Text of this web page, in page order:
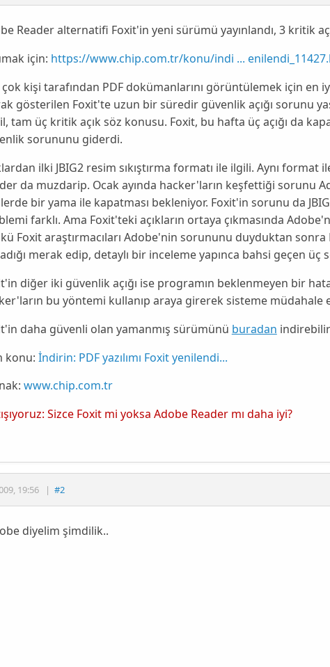
Reader alternatifi Foxit'in yeni sürümü yayınlandı, 3 kritik
için: https://www.chip.com.tr/konu/indi ...
çok kişi tarafından PDF dokümanlarını görüntülemek için en
gösterilen Foxit'te uzun bir süredir güvenlik açığı sorunu
tam üç kritik açık söz konusu. Foxit, bu hafta üç açığı da
sorununu giderdi.
ilki JBIG2 resim sıkıştırma formatı ile ilgili. Aynı
da muzdarip. Ocak ayında hacker'ların keşfettiği sorunu
bir yama ile kapatması bekleniyor. Foxit'in sorunu da
farklı. Ama Foxit'teki açıkların ortaya çıkmasında Adob
Foxitaraştırmacıları Adobe'nin sorununu duyduktan sonra
merak edip, detaylı bir inceleme yapınca bahsi geçen
'in diğer iki güvenlik açığı ise programın beklenmeyen bir
bu yöntemi kullanıp araya girerek sisteme müdahale
'in daha güvenli olan yamanmış sürümünü buradan
konu: İndirin: PDF yazılımı Foxit yenilendi...
www.chip.com.tr
Sizce Foxit mi yoksa Adobe Reader mı daha iyi?
, 19:56 | #2
diyelim şimdilik..